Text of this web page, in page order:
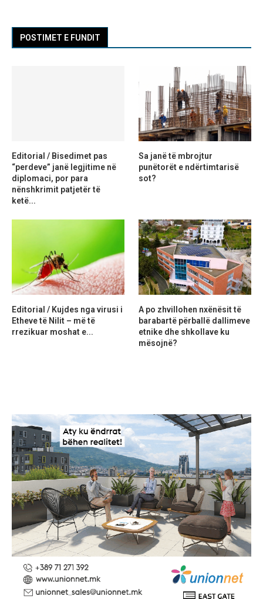
POSTIMET E FUNDIT
Editorial / Bisedimet pas
“perdeve” janë legjitime në
diplomaci, por para
nënshkrimit patjetër të
ketë...
Sa janë të mbrojtur
punëtorët e ndërtimtarisë
sot?
Editorial / Kujdes nga virusi i
Etheve të Nilit – më të
rrezikuar moshat e...
A po zhvillohen nxënësit të
barabartë përballë dallimeve
etnike dhe shkollave ku
mësojnë?